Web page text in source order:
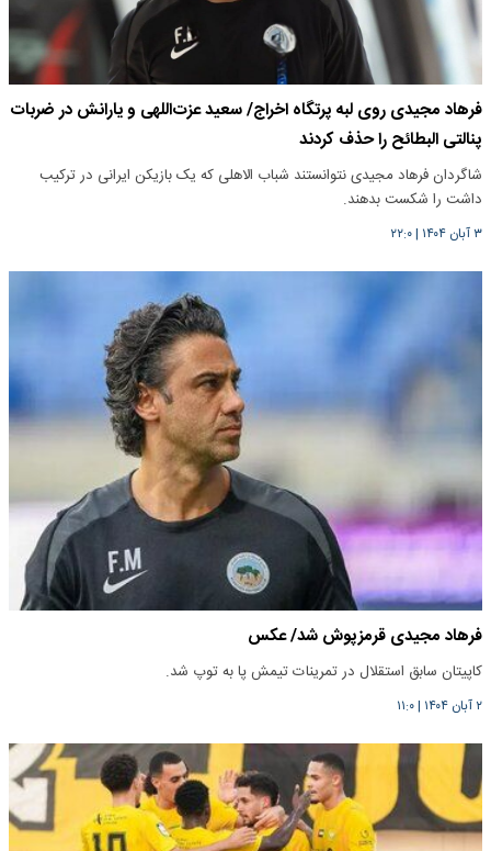
فرهاد مجیدی روی لبه پرتگاه اخراج/ سعید عزت‌اللهی و یارانش در ضربات
پنالتی البطائح را حذف کردند
شاگردان فرهاد مجیدی نتوانستند شباب الاهلی که یک بازیکن ایرانی در ترکیب
داشت را شکست بدهند.
۳ آبان ۱۴۰۴ |۲۲:۰
فرهاد مجیدی قرمزپوش شد/ عکس
کاپیتان سابق استقلال در تمرینات تیمش پا به توپ شد.
۲ آبان ۱۴۰۴ |۱۱:۰